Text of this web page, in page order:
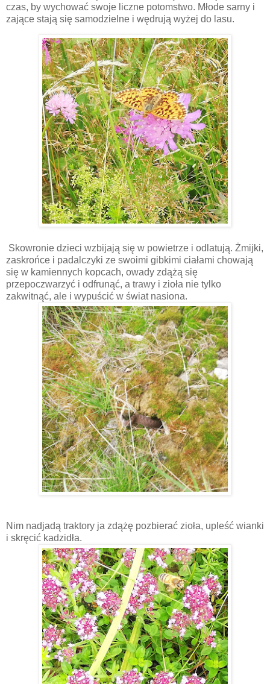
czas, by wychować swoje liczne potomstwo. Młode sarny i
zające stają się samodzielne i wędrują wyżej do lasu.
Skowronie dzieci wzbijają się w powietrze i odlatują. Żmijki,
zaskrońce i padalczyki ze swoimi gibkimi ciałami chowają
się w kamiennych kopcach, owady zdążą się
przepoczwarzyć i odfrunąć, a trawy i zioła nie tylko
zakwitnąć, ale i wypuścić w świat nasiona.
Nim nadjadą traktory ja zdążę pozbierać zioła, upleść wianki
i skręcić kadzidła.